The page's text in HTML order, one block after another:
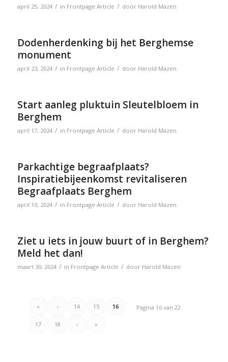
april 25, 2024 / in Frontpage Article / door Harold Mazen
Dodenherdenking bij het Berghemse
monument
april 23, 2024 / in Frontpage Article / door Harold Mazen
Start aanleg pluktuin Sleutelbloem in
Berghem
april 17, 2024 / in Frontpage Article / door Harold Mazen
Parkachtige begraafplaats?
Inspiratiebijeenkomst revitaliseren
Begraafplaats Berghem
april 10, 2024 / in Frontpage Article / door Harold Mazen
Ziet u iets in jouw buurt of in Berghem?
Meld het dan!
maart 30, 2024 / in Frontpage Article / door Harold Mazen
Pagina 16 van 22
« ‹ 14 15 16
17 18 › »